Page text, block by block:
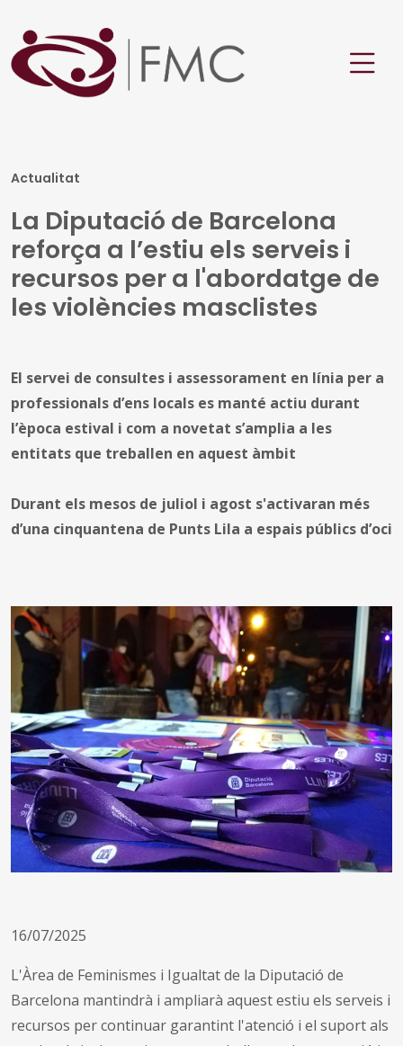
Actualitat
La Diputació de Barcelona
reforça a l’estiu els serveis i
recursos per a l'abordatge de
les violències masclistes
El servei de consultes i assessorament en línia per a
professionals d’ens locals es manté actiu durant
l’època estival i com a novetat s’amplia a les
entitats que treballen en aquest àmbit
Durant els mesos de juliol i agost s'activaran més
d’una cinquantena de Punts Lila a espais públics d’oci
16/07/2025
L'Àrea de Feminismes i Igualtat de la Diputació de
Barcelona mantindrà i ampliarà aquest estiu els serveis i
recursos per continuar garantint l'atenció i el suport als